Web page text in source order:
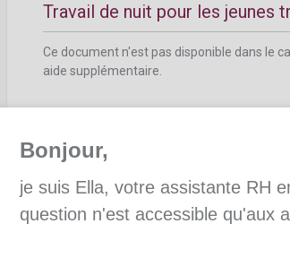
Travail de nuit pour les jeunes
Ce document n'est pas disponible dans le
aide supplémentaire.
Bonjour,
je suis Ella, votre assistante RH
question n'est accessible qu'aux